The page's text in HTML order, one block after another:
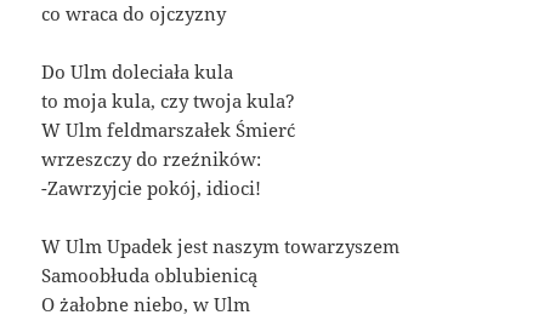
co wraca do ojczyzny
Do Ulm doleciała kula
to moja kula, czy twoja kula?
W Ulm feldmarszałek Śmierć
wrzeszczy do rzeźników:
-Zawrzyjcie pokój, idioci!
W Ulm Upadek jest naszym towarzyszem
Samoobłuda oblubienicą
O żałobne niebo, w Ulm